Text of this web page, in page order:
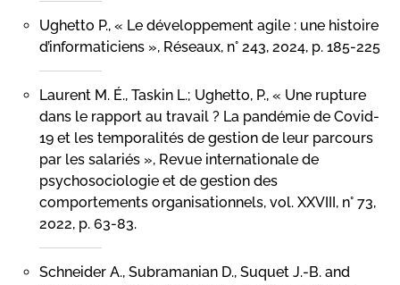
Ughetto P., « Le développement agile : une histoire
d’informaticiens », Réseaux, n° 243, 2024, p. 185-225
Laurent M. É., Taskin L.; Ughetto, P., « Une rupture
dans le rapport au travail ? La pandémie de Covid-
19 et les temporalités de gestion de leur parcours
par les salariés », Revue internationale de
psychosociologie et de gestion des
comportements organisationnels, vol. XXVIII, n° 73,
2022, p. 63-83.
Schneider A., Subramanian D., Suquet J.-B. and